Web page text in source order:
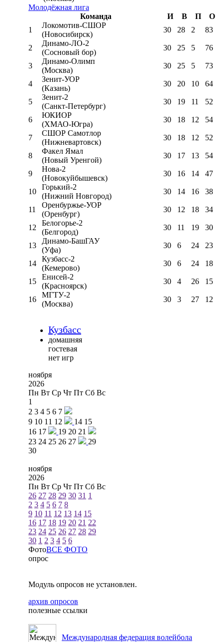
Молодёжная лига
Команда
И В П
О
1
Локомотив-CШОР
(Новосибирск)
30 28 2 83
2
Динамо-ЛО-2
(Сосновый бор)
30 25 5 76
3
Динамо-Олимп
(Москва)
30 25 5 73
4
Зенит-УОР
(Казань)
30 20 10 64
5
Зенит-2
(Санкт-Петербург)
30 19 11 52
6
ЮКИОР
(ХМАО-Югра)
30 18 12 54
7
СШОР Самотлор
(Нижневартовск)
30 18 12 52
8
Факел Ямал
(Новый Уренгой)
30 17 13 54
9
Нова-2
(Новокуйбышевск)
30 16 14 47
10
Горький-2
(Нижний Новгород)
30 14 16 38
11
Оренбуржье-УОР
(Оренбург)
30 12 18 34
12
Белогорье-2
(Белгород)
30 11 19 30
13
Динамо-БашГАУ
(Уфа)
30 6 24 23
14
Кузбасс-2
(Кемерово)
30 6 24 18
15
Енисей-2
(Красноярск)
30 4 26 15
16
МГТУ-2
(Москва)
30 3 27 12
Кузбасс
домашняя
гостевая
нет игр
ноября
2026
Пн Вт Ср Чт Пт Сб Вс
1
2 3 4 5 6 7
9 10 11 12 14 15
16 17 19 20 21
23 24 25 26 27
29
30
ноября
2026
Пн Вт Ср Чт Пт Сб Вс
26 27 28 29 30 31 1
2 3 4 5 6 7 8
9 10 11 12 13 14 15
16 17 18 19 20 21 22
23 24 25 26 27 28 29
30 1 2 3 4 5 6
ФотоВСЕ ФОТО
опрос
Модуль опросов не установлен.
архив опросов
полезные ссылки
Международная федерация волейбола